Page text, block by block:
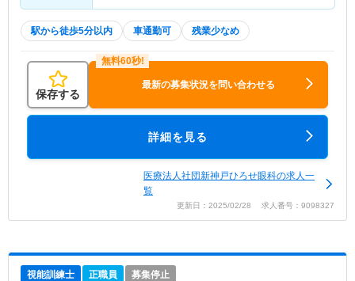
駅から徒歩5分以内 車通勤可 残業少なめ
保存する
最新の募集状況を問い合わせる
詳細を見る
医療法人社団新神戸ひろせ眼科の求人一
覧
更新日：2025/02/28 求人番号：9098327
視能訓練士 正職員 募集停止